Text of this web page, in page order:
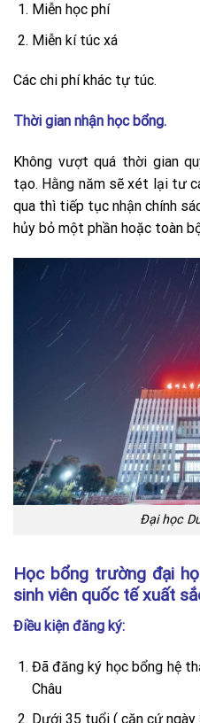
Miễn học phí
Miễn kí túc xá
Các chi phí khác tự túc.
Thời gian nhận học bổng.
Không vượt quá thời gian
tạo. Hằng năm sẽ xét lại tư
qua thì tiếp tục nhận chính
hủy bỏ một phần hoặc toàn
Đại học
Học bổng trường đại
sinh viên quốc tế xuất
Điều kiện đăng ký:
Đã đăng ký học bổng hệ
Châu
Dưới 35 tuổi ( căn cứ